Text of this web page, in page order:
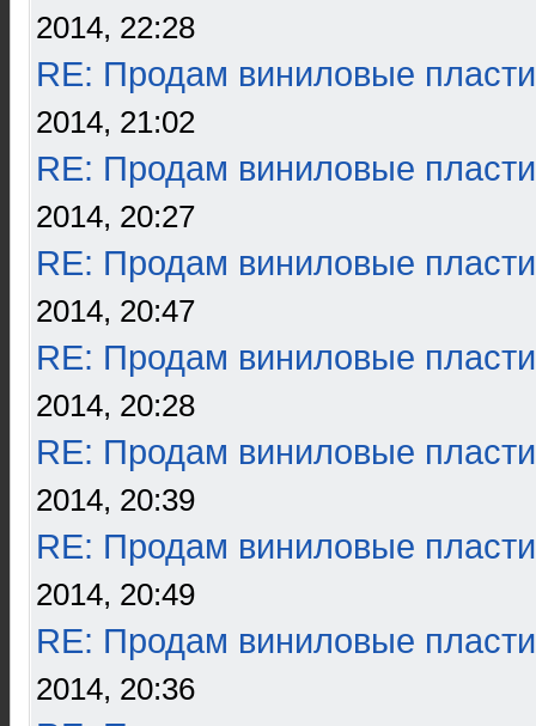
2014, 22:28
RE: Продам виниловые
2014, 21:02
RE: Продам виниловые
2014, 20:27
RE: Продам виниловые
2014, 20:47
RE: Продам виниловые
2014, 20:28
RE: Продам виниловые
2014, 20:39
RE: Продам виниловые
2014, 20:49
RE: Продам виниловые
2014, 20:36